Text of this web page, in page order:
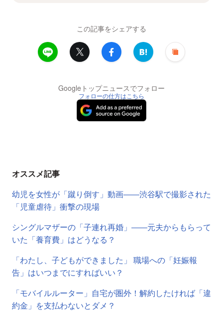
この記事をシェアする
Googleトップニュースでフォロー
フォローの仕方はこちら
オススメ記事
幼児を女性が「蹴り倒す」動画――渋谷駅で撮影された
「児童虐待」衝撃の現場
シングルマザーの「子連れ再婚」――元夫からもらって
いた「養育費」はどうなる？
「わたし、子どもができました」 職場への「妊娠報
告」はいつまでにすればいい？
「モバイルルーター」自宅が圏外！解約したければ「違
約金」を支払わないとダメ？